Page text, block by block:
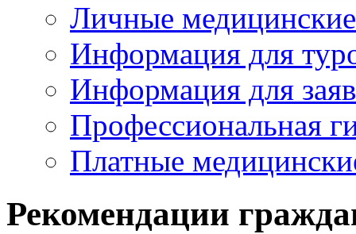
Личные
Информация для
Информация для
Профессиональная
Платные
Рекомендации